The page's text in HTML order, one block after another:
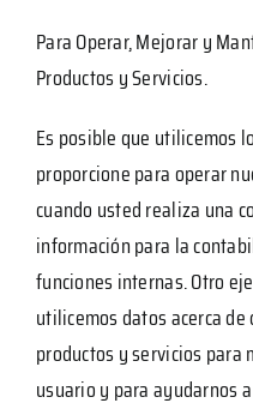
Para Operar, Mejorar y
Productos y Servicios.
Es posible que utilicemos
proporcione para operar
cuando usted realiza una
información para la
funciones internas. Otro
utilicemos datos acerca
productos y servicios para
usuario y para ayudarnos